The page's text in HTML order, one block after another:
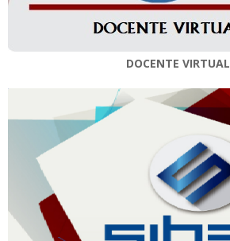
DOCENTE VIRTUAL